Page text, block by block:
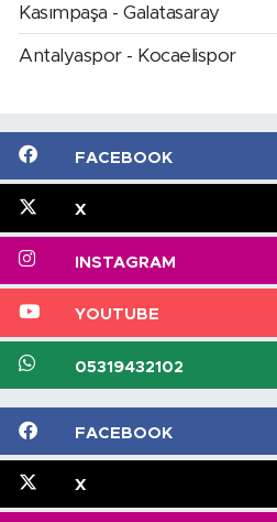
Kasımpaşa - Galatasaray
Antalyaspor - Kocaelispor
FACEBOOK
X
INSTAGRAM
YOUTUBE
05319432102
FACEBOOK
X